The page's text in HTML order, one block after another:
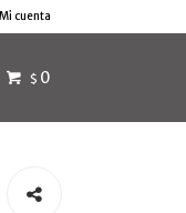
$ 0